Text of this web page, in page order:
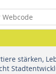
stärken,